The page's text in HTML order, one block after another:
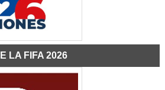
LA FIFA 2026